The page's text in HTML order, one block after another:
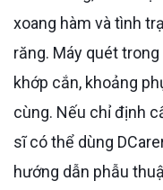
xoang hàm và tình
răng. Máy quét
khớp cắn, khoảng
cùng. Nếu chỉ định
sĩ có thể dùng
hướng dẫn phẫu